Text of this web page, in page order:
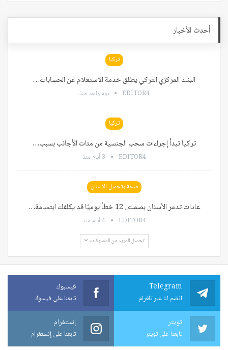
أحدث الأخبار
تركيا
البنك المركزي التركي يطلق خدمة الاستعلام عن الحسابات…
EDITOR4 يوم واحد منذ
تركيا
تركيا تبدأ إجراءات سحب الجنسية من مئات الأجانب بسبب…
EDITOR4 3 أيام منذ
صحة وتجميل الأسنان
عادات تدمر الأسنان بصمت.. 12 خطأ يوميًا قد يكلفك ابتسامة…
EDITOR4 4 أيام منذ
تحميل المزيد من المشاركات
Telegram
انضم لنا عبر تلغرام
فيسبوك
تابعنا على فيسوك
تويتر
تابعنا على تويتر
إنستغرام
تابعنا على إنستغرام